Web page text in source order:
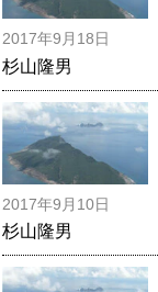
2017年9月18日
杉山隆男
2017年9月10日
杉山隆男